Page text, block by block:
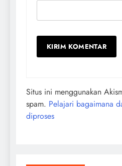
Situs ini menggunakan
spam. Pelajari bagaimana
diproses